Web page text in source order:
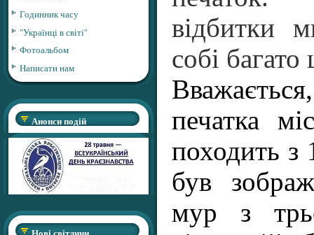
Годинник часу
"Українці в світі"
Фотоальбом
Написати нам
Анонси подій
відбитки
собі багато
печатка
походить з
був
мур з